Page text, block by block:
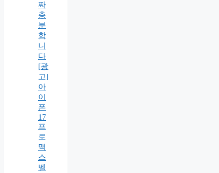
짜
충
분
합
니
다
[광
고]
아
이
폰
17
프
로
맥
스
벨